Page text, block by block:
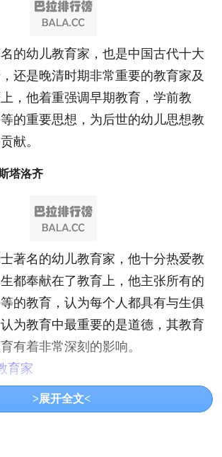
的幼儿教育家，也是中国古代十大
还是晚清时期非常重要的教育家及
，他着重强调早期教育，学前教
的重要思想，为后世的幼儿思想教
献。
塔洛齐
著名的幼儿教育家，他十分热爱教
都奉献在了教育上，他主张所有的
的教育，认为每个人都具有与生俱
为教育中最重要的是道德，其教育
有着非常深刻的影响。
育家
2 3 下一页
>展开全文<